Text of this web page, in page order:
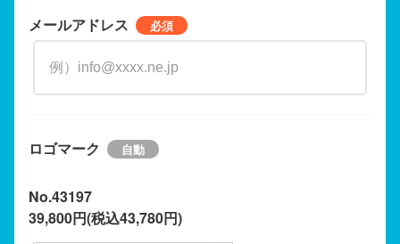
メールアドレス
ロゴマーク
No.43197
39,800円(税込43,780円)